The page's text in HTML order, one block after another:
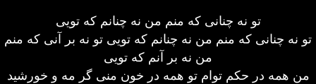
تو نه چنانی که منم من نه چنانم که تویی
تو نه چنانی که منم من نه چنانم که تویی تو نه بر آنی که منم
من نه بر آنم که تویی
من همه در حکم توام تو همه در خون منی گر مه و خورشید